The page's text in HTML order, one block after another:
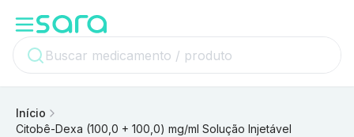
Início
Citobê-Dexa (100,0 + 100,0) mg/ml Solução Injetável